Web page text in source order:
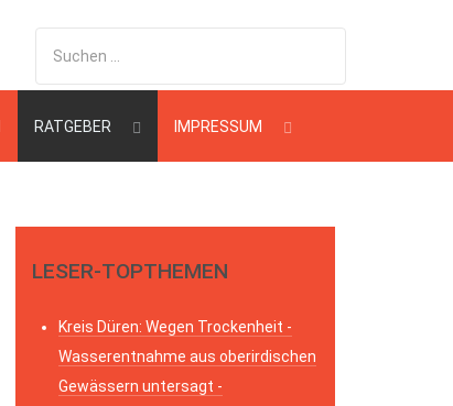
RATGEBER IMPRESSUM
LESER-TOPTHEMEN
Kreis Düren: Wegen Trockenheit -
Wasserentnahme aus oberirdischen
Gewässern untersagt -